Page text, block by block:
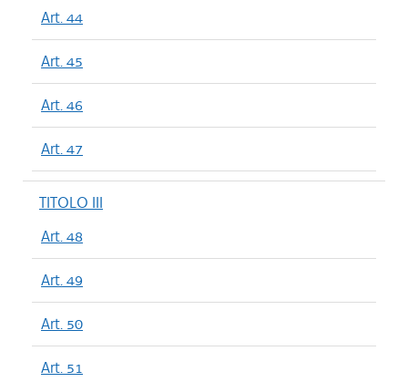
Art. 44
Art. 45
Art. 46
Art. 47
TITOLO III
Art. 48
Art. 49
Art. 50
Art. 51